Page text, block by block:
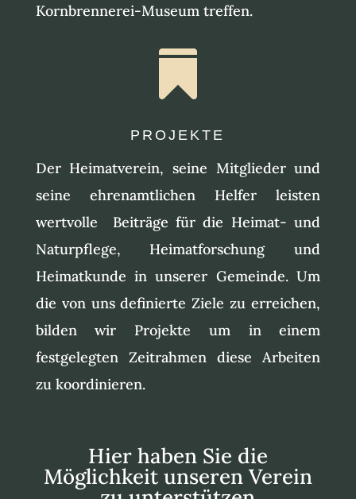
Kornbrennerei-Museum treffen.

PROJEKTE
Der Heimatverein, seine Mitglieder und
seine ehrenamtlichen Helfer leisten
wertvolle Beiträge für die Heimat- und
Naturpflege, Heimatforschung und
Heimatkunde in unserer Gemeinde. Um
die von uns definierte Ziele zu erreichen,
bilden wir Projekte um in einem
festgelegten Zeitrahmen diese Arbeiten
zu koordinieren.
Hier haben Sie die
Möglichkeit unseren Verein